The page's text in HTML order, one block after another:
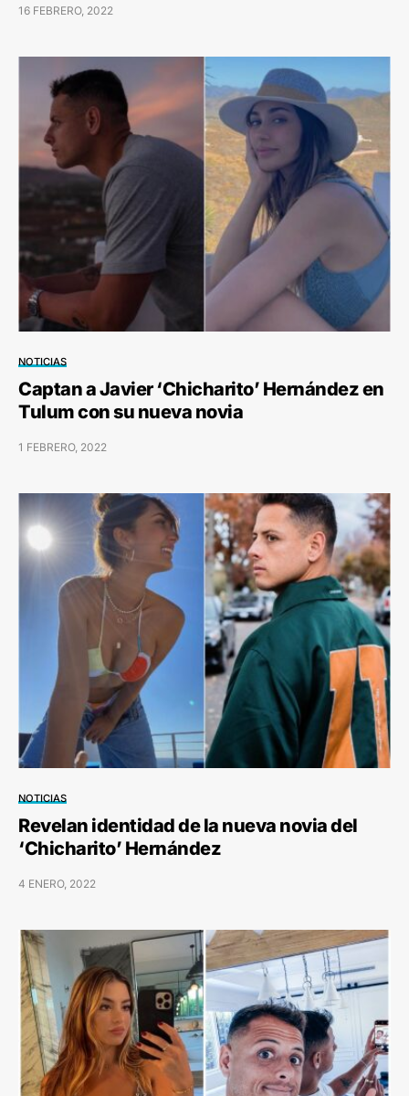
16 FEBRERO, 2022
NOTICIAS
Captan a Javier ‘Chicharito’ Hernández en
Tulum con su nueva novia
1 FEBRERO, 2022
NOTICIAS
Revelan identidad de la nueva novia del
‘Chicharito’ Hernández
4 ENERO, 2022